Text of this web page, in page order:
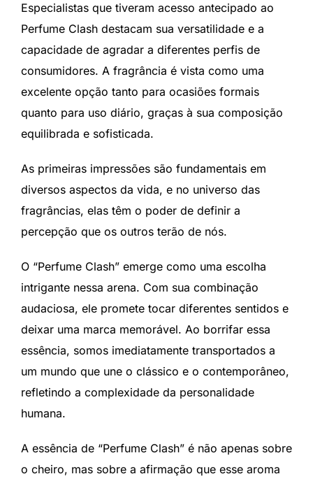
Especialistas que tiveram acesso antecipado ao
Perfume Clash destacam sua versatilidade e a
capacidade de agradar a diferentes perfis de
consumidores. A fragrância é vista como uma
excelente opção tanto para ocasiões formais
quanto para uso diário, graças à sua composição
equilibrada e sofisticada.
As primeiras impressões são fundamentais em
diversos aspectos da vida, e no universo das
fragrâncias, elas têm o poder de definir a
percepção que os outros terão de nós.
O “Perfume Clash” emerge como uma escolha
intrigante nessa arena. Com sua combinação
audaciosa, ele promete tocar diferentes sentidos e
deixar uma marca memorável. Ao borrifar essa
essência, somos imediatamente transportados a
um mundo que une o clássico e o contemporâneo,
refletindo a complexidade da personalidade
humana.
A essência de “Perfume Clash” é não apenas sobre
o cheiro, mas sobre a afirmação que esse aroma